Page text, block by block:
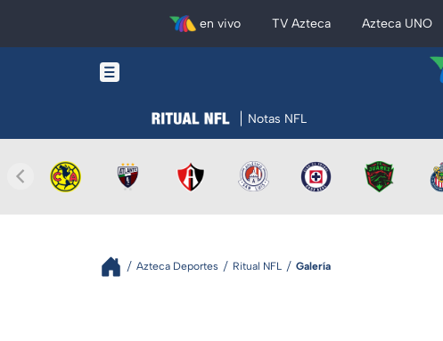
en vivo TV Azteca Azteca UNO
Notas NFL
Azteca Deportes Ritual NFL Galería